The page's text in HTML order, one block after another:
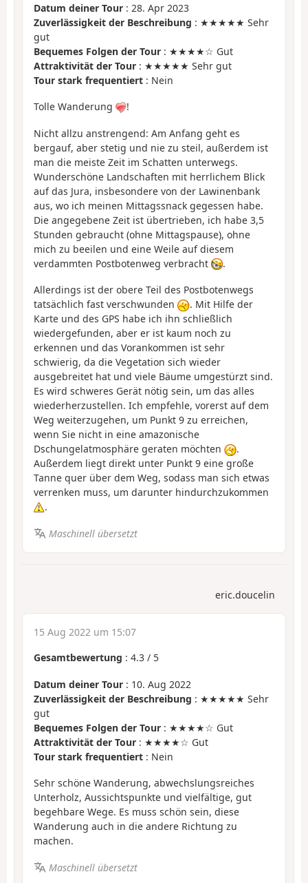
Datum deiner Tour : 28. Apr 2023
Zuverlässigkeit der Beschreibung : ★★★★★ Sehr
gut
Bequemes Folgen der Tour : ★★★★☆ Gut
Attraktivität der Tour : ★★★★★ Sehr gut
Tour stark frequentiert : Nein
Tolle Wanderung !
Nicht allzu anstrengend: Am Anfang geht es
bergauf, aber stetig und nie zu steil, außerdem ist
man die meiste Zeit im Schatten unterwegs.
Wunderschöne Landschaften mit herrlichem Blick
auf das Jura, insbesondere von der Lawinenbank
aus, wo ich meinen Mittagssnack gegessen habe.
Die angegebene Zeit ist übertrieben, ich habe 3,5
Stunden gebraucht (ohne Mittagspause), ohne
mich zu beeilen und eine Weile auf diesem
verdammten Postbotenweg verbracht
.
Allerdings ist der obere Teil des Postbotenwegs
tatsächlich fast verschwunden
. Mit Hilfe der
Karte und des GPS habe ich ihn schließlich
wiedergefunden, aber er ist kaum noch zu
erkennen und das Vorankommen ist sehr
schwierig, da die Vegetation sich wieder
ausgebreitet hat und viele Bäume umgestürzt sind.
Es wird schweres Gerät nötig sein, um das alles
wiederherzustellen. Ich empfehle, vorerst auf dem
Weg weiterzugehen, um Punkt 9 zu erreichen,
wenn Sie nicht in eine amazonische
Dschungelatmosphäre geraten möchten
.
Außerdem liegt direkt unter Punkt 9 eine große
Tanne quer über dem Weg, sodass man sich etwas
verrenken muss, um darunter hindurchzukommen
.
Maschinell übersetzt
eric.doucelin
15 Aug 2022 um 15:07
Gesamtbewertung : 4.3 / 5
Datum deiner Tour : 10. Aug 2022
Zuverlässigkeit der Beschreibung : ★★★★★ Sehr
gut
Bequemes Folgen der Tour : ★★★★☆ Gut
Attraktivität der Tour : ★★★★☆ Gut
Tour stark frequentiert : Nein
Sehr schöne Wanderung, abwechslungsreiches
Unterholz, Aussichtspunkte und vielfältige, gut
begehbare Wege. Es muss schön sein, diese
Wanderung auch in die andere Richtung zu
machen.
Maschinell übersetzt